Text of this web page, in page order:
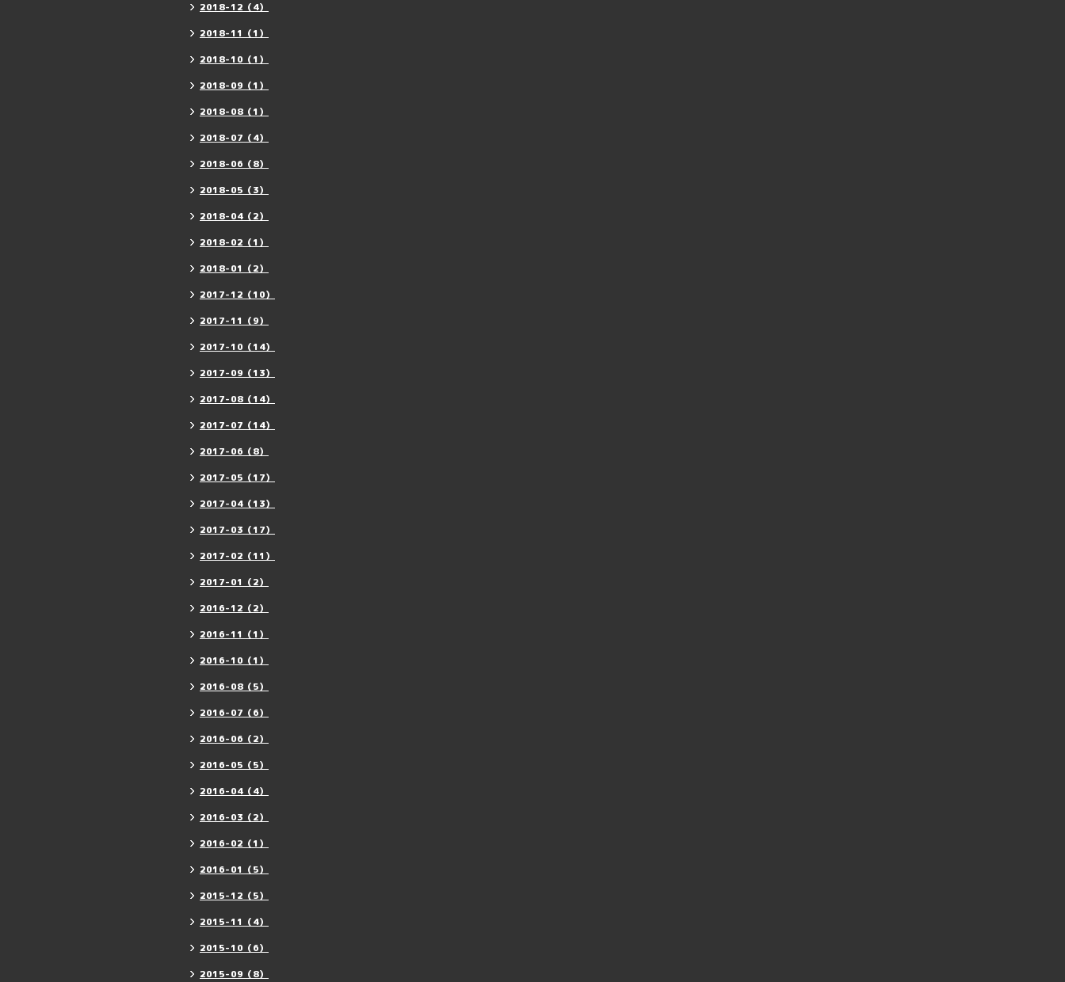
2018-12（4）
2018-11（1）
2018-10（1）
2018-09（1）
2018-08（1）
2018-07（4）
2018-06（8）
2018-05（3）
2018-04（2）
2018-02（1）
2018-01（2）
2017-12（10）
2017-11（9）
2017-10（14）
2017-09（13）
2017-08（14）
2017-07（14）
2017-06（8）
2017-05（17）
2017-04（13）
2017-03（17）
2017-02（11）
2017-01（2）
2016-12（2）
2016-11（1）
2016-10（1）
2016-08（5）
2016-07（6）
2016-06（2）
2016-05（5）
2016-04（4）
2016-03（2）
2016-02（1）
2016-01（5）
2015-12（5）
2015-11（4）
2015-10（6）
2015-09（8）